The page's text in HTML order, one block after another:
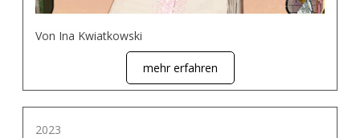
Von Ina Kwiatkowski
mehr erfahren
2023